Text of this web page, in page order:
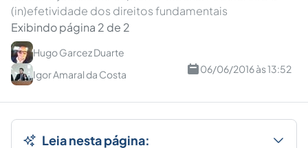
(in)efetividade dos direitos fundamentais
Exibindo página 2 de 2
Hugo Garcez Duarte
Igor Amaral da Costa
06/06/2016 às 13:52
Leia nesta página: